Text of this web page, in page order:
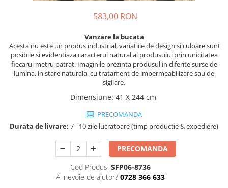
583,00 RON
Vanzare la bucata
Acesta nu este un produs industrial, variatiile de design si culoare sunt
posibile si evidentiaza caracterul natural al produsului prin unicitatea
fiecarui metru patrat. Imaginile prezinta produsul in diferite surse de
lumina, in stare naturala, cu tratament de impermeabilizare sau de
sigilare.
Dimensiune: 41 X 244 cm
PRECOMANDA
Durata de livrare: 7 - 10 zile lucratoare (timp productie & expediere)
PRECOMANDA
Cod Produs: SFP06-8736
Ai nevoie de ajutor? 0728 366 633